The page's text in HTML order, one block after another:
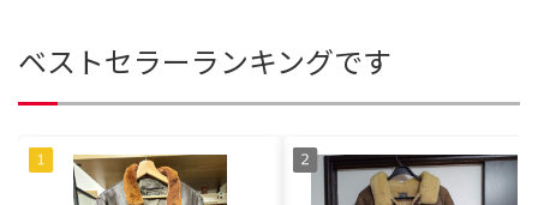
ベストセラーランキングです